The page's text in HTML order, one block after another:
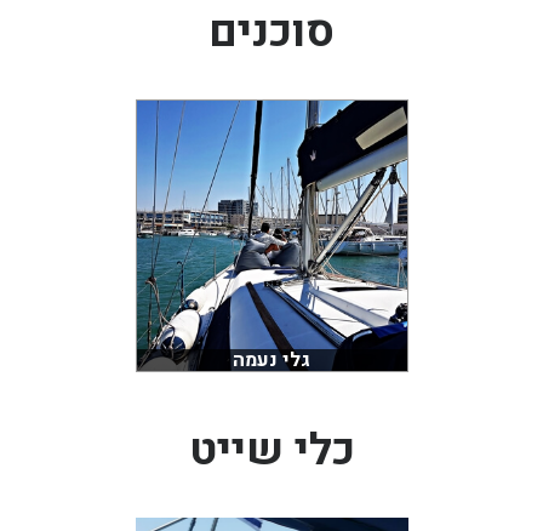
בכנרת לידו מחיר
בצפון
בארץ
לקפריסין
נתניה
מדובאי / לדובאי
בבאר שבע
סוכנים
גלי נעמה
כלי שייט